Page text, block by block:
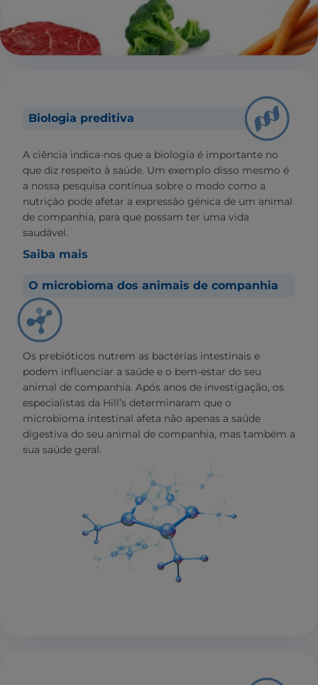
Biologia preditiva
A ciência indica-nos que a biologia é importante no
que diz respeito à saúde. Um exemplo disso mesmo é
a nossa pesquisa contínua sobre o modo como a
nutrição pode afetar a expressão génica de um animal
de companhia, para que possam ter uma vida
saudável.
Saiba mais
O microbioma dos animais de companhia
Os prebióticos nutrem as bactérias intestinais e
podem influenciar a saúde e o bem-estar do seu
animal de companhia. Após anos de investigação, os
especialistas da Hill’s determinaram que o
microbioma intestinal afeta não apenas a saúde
digestiva do seu animal de companhia, mas também a
sua saúde geral.